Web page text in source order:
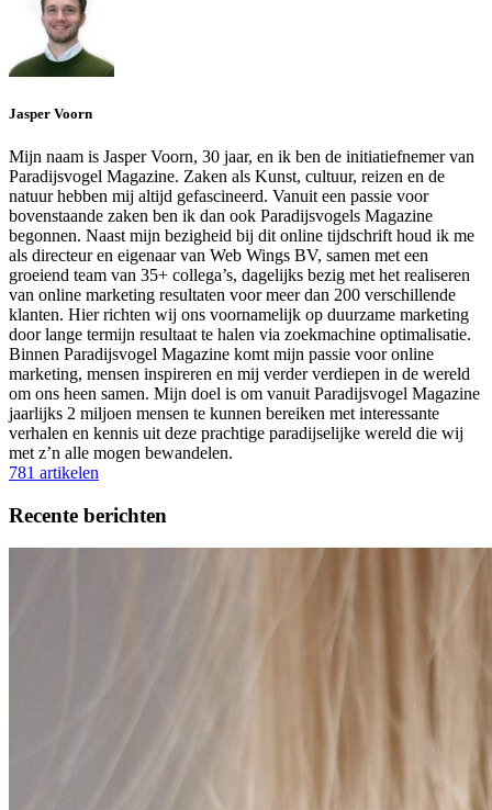
Jasper Voorn
Mijn naam is Jasper Voorn, 30 jaar, en ik ben de initiatiefnemer van
Paradijsvogel Magazine. Zaken als Kunst, cultuur, reizen en de
natuur hebben mij altijd gefascineerd. Vanuit een passie voor
bovenstaande zaken ben ik dan ook Paradijsvogels Magazine
begonnen. Naast mijn bezigheid bij dit online tijdschrift houd ik me
als directeur en eigenaar van Web Wings BV, samen met een
groeiend team van 35+ collega’s, dagelijks bezig met het realiseren
van online marketing resultaten voor meer dan 200 verschillende
klanten. Hier richten wij ons voornamelijk op duurzame marketing
door lange termijn resultaat te halen via zoekmachine optimalisatie.
Binnen Paradijsvogel Magazine komt mijn passie voor online
marketing, mensen inspireren en mij verder verdiepen in de wereld
om ons heen samen. Mijn doel is om vanuit Paradijsvogel Magazine
jaarlijks 2 miljoen mensen te kunnen bereiken met interessante
verhalen en kennis uit deze prachtige paradijselijke wereld die wij
met z’n alle mogen bewandelen.
781 artikelen
Recente berichten